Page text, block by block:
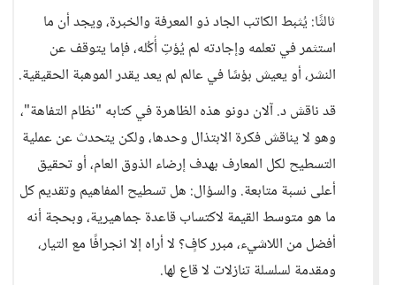
​ثالثًا: يُثبط الكاتب الجاد ذو المعرفة والخبرة، ويجد أن ما
استثمر في تعلمه وإجادته لم يُؤتِ أُكُله، فإما يتوقف عن
النشر، أو يعيش بؤسًا في عالم لم يعد يقدر الموهبة الحقيقية.
​قد ناقش د. آلان دونو هذه الظاهرة في كتابه "نظام التفاهة"،
وهو لا يناقش فكرة الابتذال وحدها، ولكن يتحدث عن عملية
التسطيح لكل المعارف بهدف إرضاء الذوق العام، أو تحقيق
أعلى نسبة متابعة. والسؤال: هل تسطيح المفاهيم وتقديم كل
ما هو متوسط القيمة لاكتساب قاعدة جماهيرية، وبحجة أنه
أفضل من اللاشيء، مبرر كافٍ؟ لا أراه إلا انجرافًا مع التيار،
ومقدمة لسلسلة تنازلات لا قاع لها.